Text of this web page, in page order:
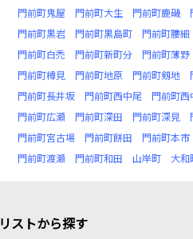
門前町鬼屋
門前町大生 門前町鹿磯
門前町黒岩
門前町黒島町 門前町腰細
門前町白禿
門前町新町分 門前町薄野
門前町樽見
門前町地原 門前町剱地
門前町長井坂
門前町西中尾 門前町西
門前町広瀬
門前町深田 門前町深見
門前町宮古場
門前町餅田 門前町本市
門前町渡瀬
門前町和田 山岸町 大和
リストから探す